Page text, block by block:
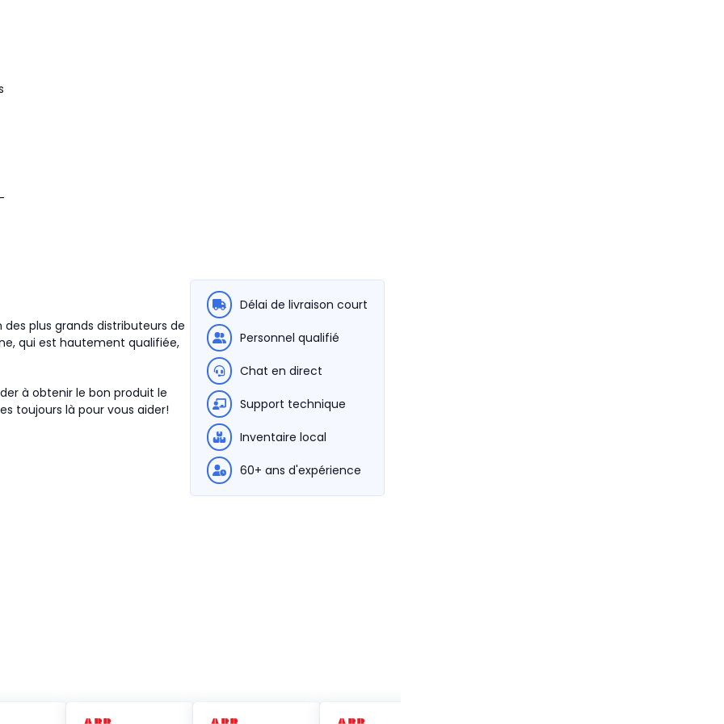
des plus grands distributeurs de
qui est hautement qualifiée,
à obtenir le bon produit le
toujours là pour vous aider!
Délai de livraison court
Personnel qualifié
Chat en direct
Support technique
Inventaire local
60+ ans d'expérience